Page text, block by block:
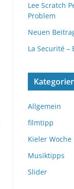
Lee Scratch
Problem
Neuen
La Securité –
Allgemein
filmtipp
Kieler Woche
Musiktipps
Slider